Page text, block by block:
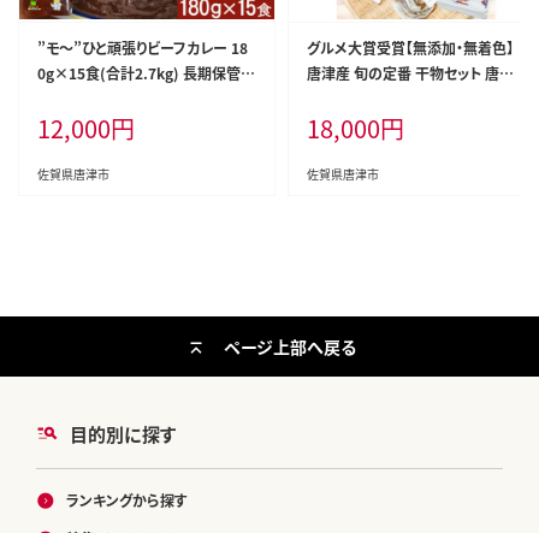
”モ～”ひと頑張りビーフカレー 18
0g×15食(合計2.7kg) 長期保管
12,000円
佐賀県唐津市
グルメ大賞受賞【無添加・無着色】
唐津産 旬の定番 干物セット 唐津
みりん 金時鯛一夜干し(旬の白身
魚干物) 呼子イカ スルメイカ一夜
干し トロあじ開き 6種8尾
18,000円
佐賀県唐津市
目的別に探す
ランキングから探す
ページ上部へ戻る